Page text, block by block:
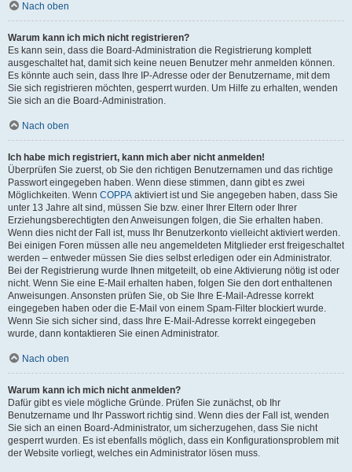
Nach oben
Warum kann ich mich nicht registrieren?
Es kann sein, dass die Board-Administration die Registrierung komplett
ausgeschaltet hat, damit sich keine neuen Benutzer mehr anmelden können.
Es könnte auch sein, dass Ihre IP-Adresse oder der Benutzername, mit dem
Sie sich registrieren möchten, gesperrt wurden. Um Hilfe zu erhalten, wenden
Sie sich an die Board-Administration.
Nach oben
Ich habe mich registriert, kann mich aber nicht anmelden!
Überprüfen Sie zuerst, ob Sie den richtigen Benutzernamen und das richtige
Passwort eingegeben haben. Wenn diese stimmen, dann gibt es zwei
Möglichkeiten. Wenn COPPA aktiviert ist und Sie angegeben haben, dass Sie
unter 13 Jahre alt sind, müssen Sie bzw. einer Ihrer Eltern oder Ihrer
Erziehungsberechtigten den Anweisungen folgen, die Sie erhalten haben.
Wenn dies nicht der Fall ist, muss Ihr Benutzerkonto vielleicht aktiviert werden.
Bei einigen Foren müssen alle neu angemeldeten Mitglieder erst freigeschaltet
werden – entweder müssen Sie dies selbst erledigen oder ein Administrator.
Bei der Registrierung wurde Ihnen mitgeteilt, ob eine Aktivierung nötig ist oder
nicht. Wenn Sie eine E-Mail erhalten haben, folgen Sie den dort enthaltenen
Anweisungen. Ansonsten prüfen Sie, ob Sie Ihre E-Mail-Adresse korrekt
eingegeben haben oder die E-Mail von einem Spam-Filter blockiert wurde.
Wenn Sie sich sicher sind, dass Ihre E-Mail-Adresse korrekt eingegeben
wurde, dann kontaktieren Sie einen Administrator.
Nach oben
Warum kann ich mich nicht anmelden?
Dafür gibt es viele mögliche Gründe. Prüfen Sie zunächst, ob Ihr
Benutzername und Ihr Passwort richtig sind. Wenn dies der Fall ist, wenden
Sie sich an einen Board-Administrator, um sicherzugehen, dass Sie nicht
gesperrt wurden. Es ist ebenfalls möglich, dass ein Konfigurationsproblem mit
der Website vorliegt, welches ein Administrator lösen muss.